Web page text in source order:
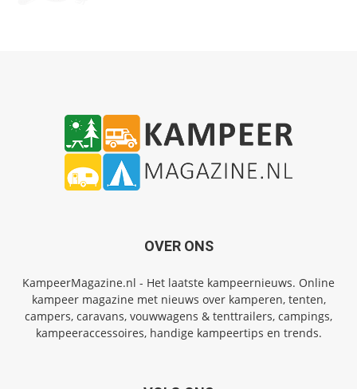
OVER ONS
KampeerMagazine.nl - Het laatste kampeernieuws. Online
kampeer magazine met nieuws over kamperen, tenten,
campers, caravans, vouwwagens & tenttrailers, campings,
kampeeraccessoires, handige kampeertips en trends.